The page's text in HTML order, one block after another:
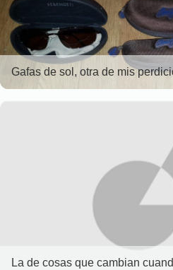
Gafas de sol, otra de mis
La de cosas que cambian